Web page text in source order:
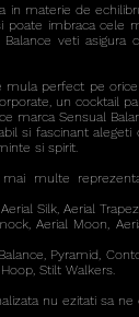
in materie de
poate imbraca cele
Balance veti
mula perfect pe
un cocktail
marca Sensual
si fascinant alegeti
si spirit.
multe
Silk, Aerial
Aerial Moon,
Pyramid,
Stilt Walkers.
nu ezitati sa ne